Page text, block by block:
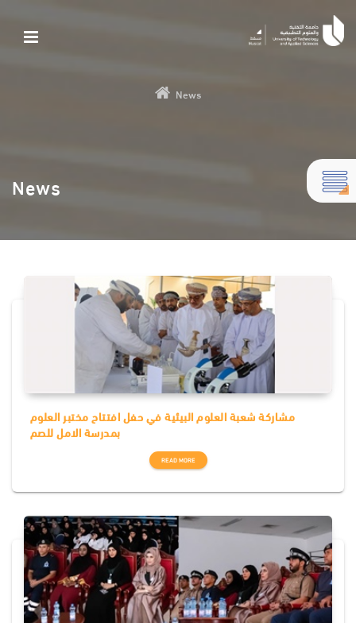
News
News
مشاركة شعبة العلوم البيئية في حفل افتتاح مختبر العلوم
بمدرسة الامل للصم
READ MORE